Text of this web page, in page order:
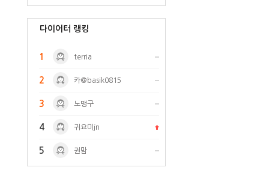
다이어터 랭킹
1 terria
2 카@basik0815
3 노맹구
4 귀요미jn
5 권맘